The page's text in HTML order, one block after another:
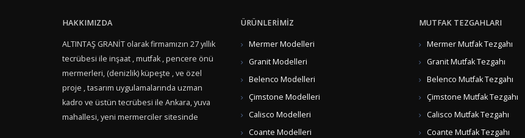
HAKKIMIZDA
ALTINTAŞ GRANİT olarak firmamızın 27 yıllık
tecrübesi ile inşaat , mutfak , pencere önü
mermerleri, (denizlik) küpeşte , ve özel
proje , tasarım uygulamalarında uzman
kadro ve üstün tecrübesi ile Ankara, yuva
mahallesi, yeni mermerciler sitesinde
ÜRÜNLERİMİZ
Mermer Modelleri
Granit Modelleri
Belenco Modelleri
Çimstone Modelleri
Calisco Modelleri
Coante Modelleri
MUTFAK TEZGAHLARI
Mermer Mutfak Tezgahı
Granit Mutfak Tezgahı
Belenco Mutfak Tezgahı
Çimstone Mutfak Tezgahı
Calisco Mutfak Tezgahı
Coante Mutfak Tezgahı